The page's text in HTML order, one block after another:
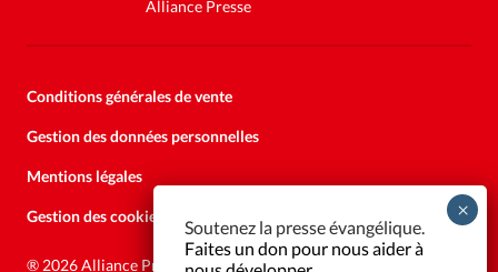
Alliance Presse
Conditions générales de vente
Gestion des données personnelles
Mentions légales
Gestion des cookies
® 2026 Alliance Presse
Soutenez la presse évangélique.
Faites un don pour nous aider à